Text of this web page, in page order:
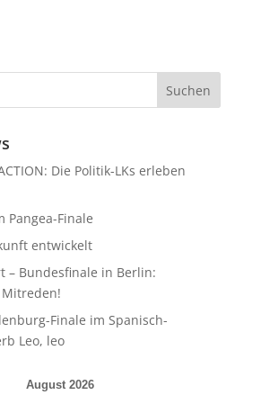
Die Politik-LKs erleben
Pangea-Finale
entwickelt
– Bundesfinale in Berlin:
Finale im Spanisch-
Leo, leo
August 2026